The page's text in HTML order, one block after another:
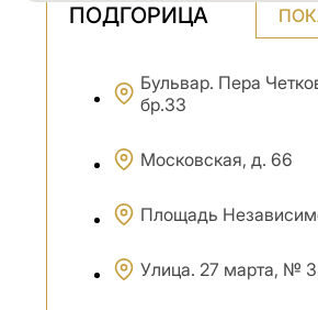
ПОДГОРИЦА
Бульвар. Пера
бр.33
Московская, д. 66
Площадь
Улица. 27 марта, №